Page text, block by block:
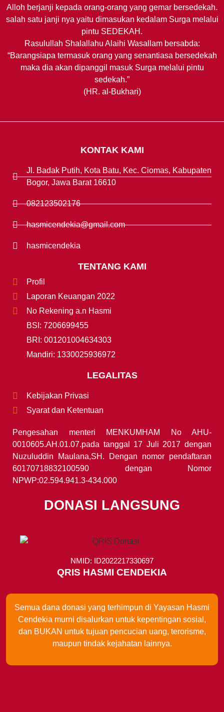
Alloh berjanji kepada orang-orang yang gemar bersedekah.
salah satu janji nya yaitu dimasukan kedalam Surga melalui
pintu SEDEKAH.
Rasulullah Shalallahu Alaihi Wasallam bersabda:
“Barangsiapa termasuk orang yang senantiasa bersedekah
maka dia akan dipanggil masuk Surga melalui pintu
sedekah.”
(HR. al-Bukhari)
KONTAK KAMI
Jl. Badak Putih, Kota Batu, Kec. Ciomas, Kabupaten
Bogor, Jawa Barat 16610
082123502176
hasmicendekia@gmail.com
hasmicendekia
TENTANG KAMI
Profil
Laporan Keuangan 2022
No Rekening a.n Hasmi
BSI: 7206699455
BRI: 001201004634303
Mandiri: 1330025936972
LEGALITAS
Kebijakan Privasi
Syarat dan Ketentuan
Pengesahan menteri MENKUMHAM No AHU-
0010605.AH.01.07.pada tanggal 17 Juli 2017 dengan
Nuzuluddin Maulana,SH. Dengan nomor pendaftaran
60170718832100590 dengan Nomor
NPWP:02.594.941.3-434.000
DONASI LANGSUNG
NMID: ID2022217330697
QRIS HASMI CENDEKIA
Semua dana donasi yang terhimpun di Yayasan Hasmi
Cendekia murni disalurkan untuk kepentingan sosial,
dan BUKAN untuk tujuan pencucian uang, terorisme,
maupun tindak kejahatan lainnya.